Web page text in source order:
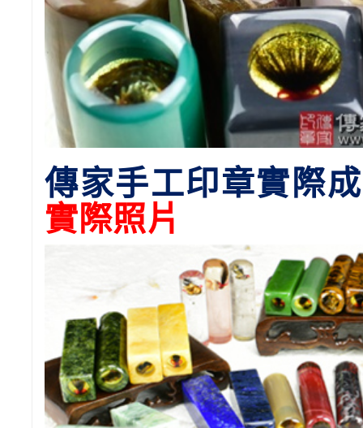
傳家手工印章實際
實際照片